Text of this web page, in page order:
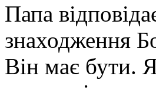
Папа
знаходження
Він має бути.